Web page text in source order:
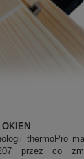
thermoPro
przez co